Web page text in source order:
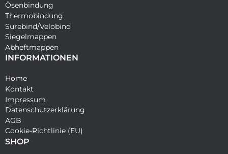
Ösenbindung
Thermobindung
Surebind/Velobind
Siegelmappen
Abheftmappen
INFORMATIONEN
Home
Kontakt
Impressum
Datenschutzerklärung
AGB
Cookie-Richtlinie (EU)
SHOP